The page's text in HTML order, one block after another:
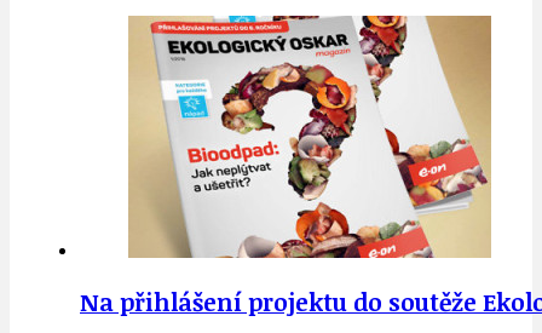
Na přihlášení projektu do soutěže